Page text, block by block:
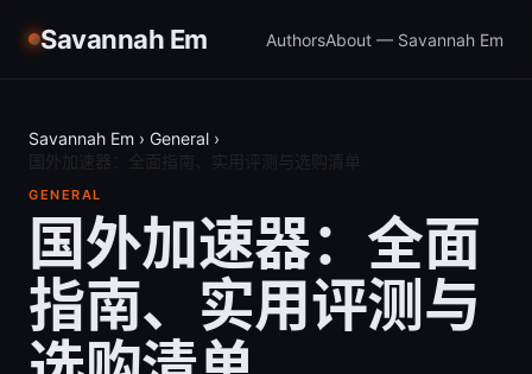
Savannah Em AuthorsAbout — Savannah Em
Savannah Em › General ›
GENERAL
国外加速器：全面
指南、实用评测与